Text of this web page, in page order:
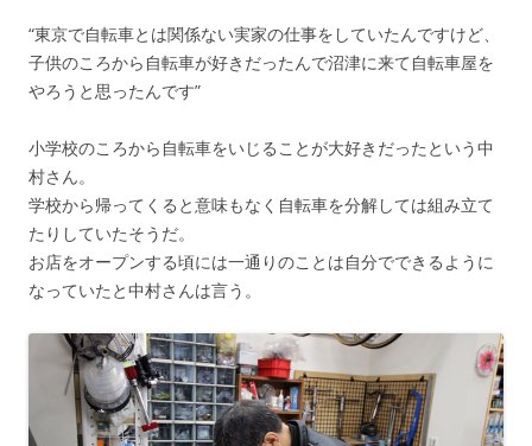
“東京で自転車とは関係ない実家の仕事をしていたんですけど、
子供のころから自転車が好きだったんで沼津に来て自転車屋を
やろうと思ったんです”
小学校のころから自転車をいじることが大好きだったという中
村さん。
学校から帰ってくると意味もなく自転車を分解しては組み立て
たりしていたそうだ。
お店をオープンする頃には一通りのことは自分でできるように
なっていたと中村さんは言う。